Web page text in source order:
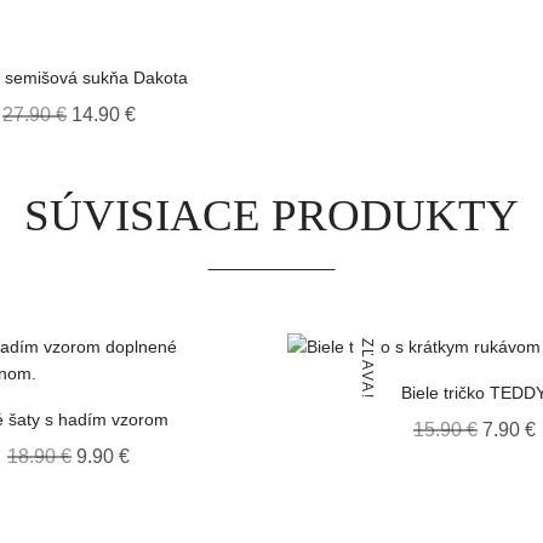
semišová sukňa Dakota
27.90€ Original price was: 27.90 €.
14.90 €Current price is: 14.90 €.
SÚVISIACE PRODUKTY
šaty s hadím vzorom
18.90€ Original price was: 18.90 €.
9.90€
ZĽAVA! Biele tričko
15.90€ 7.90 €